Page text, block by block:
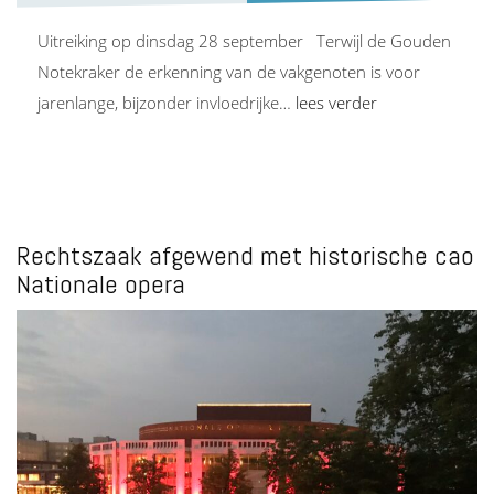
Uitreiking op dinsdag 28 september Terwijl de Gouden
Notekraker de erkenning van de vakgenoten is voor
jarenlange, bijzonder invloedrijke… lees verder
Rechtszaak afgewend met historische cao
Nationale opera